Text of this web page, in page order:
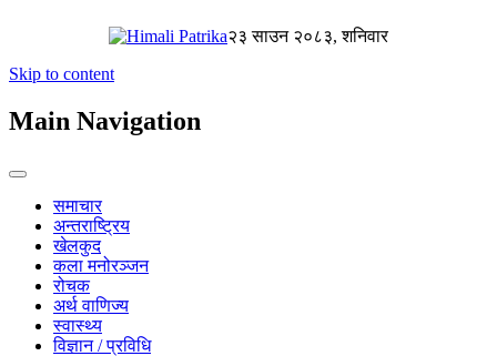
२३ साउन २०८३, शनिवार
Skip to content
Main Navigation
समाचार
अन्तराष्ट्रिय
खेलकुद
कला मनोरञ्जन
रोचक
अर्थ वाणिज्य
स्वास्थ्य
विज्ञान / प्रविधि